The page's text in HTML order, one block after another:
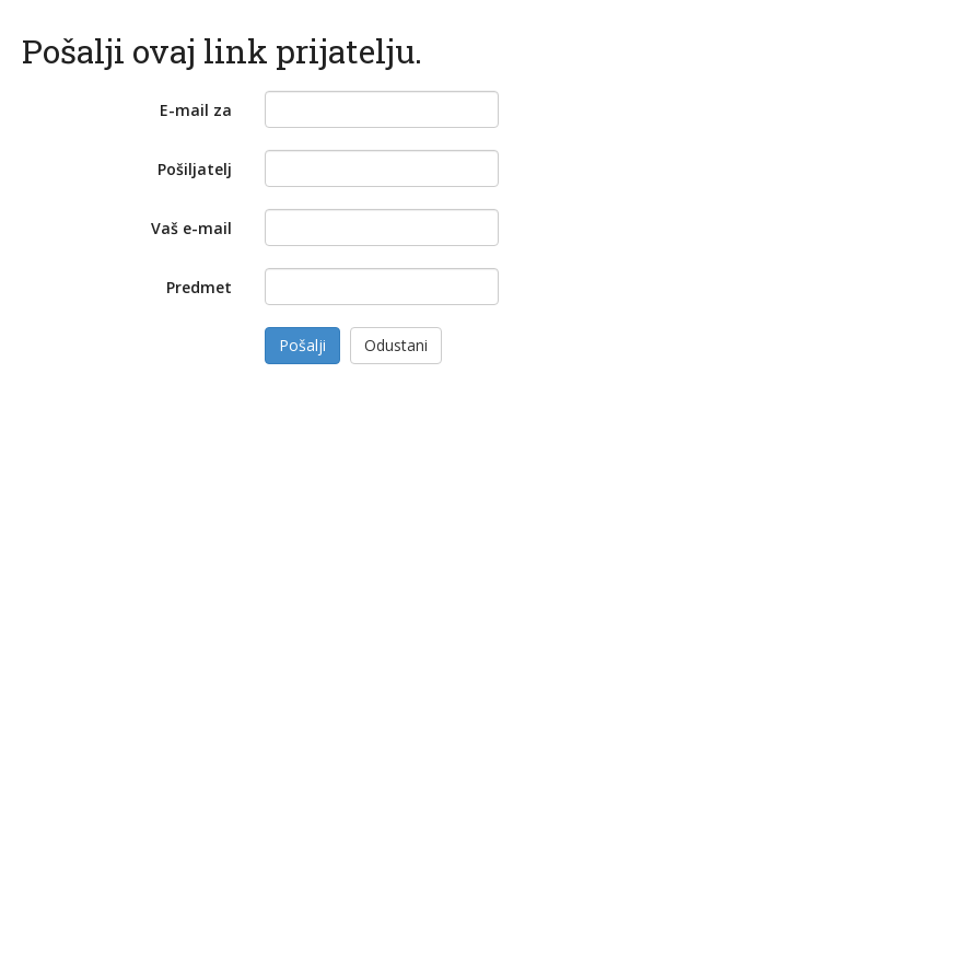
Pošalji ovaj link prijatelju.
E-mail za
Pošiljatelj
Vaš e-mail
Predmet
Pošalji Odustani